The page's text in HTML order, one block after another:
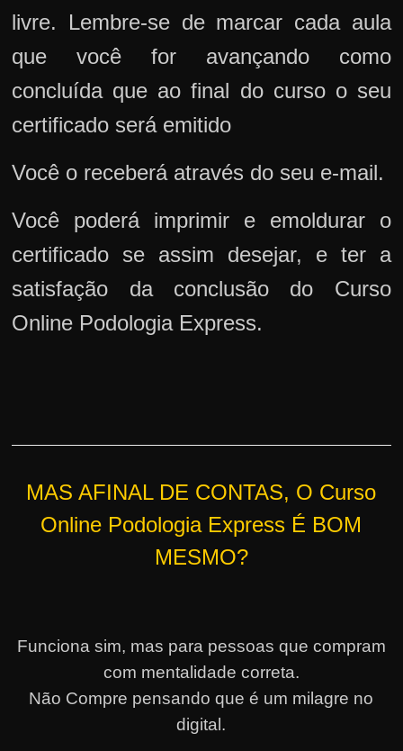
livre. Lembre-se de marcar cada aula
que você for avançando como
concluída que ao final do curso o seu
certificado será emitido
Você o receberá através do seu e-mail.
Você poderá imprimir e emoldurar o
certificado se assim desejar, e ter a
satisfação da conclusão do Curso
Online Podologia Express.
MAS AFINAL DE CONTAS, O Curso
Online Podologia Express É BOM
MESMO?
Funciona sim, mas para pessoas que compram
com mentalidade correta.
Não Compre pensando que é um milagre no
digital.